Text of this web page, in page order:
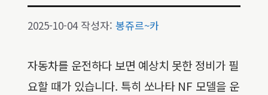
2025-10-04 작성자: 봉쥬르~카
자동차를 운전하다 보면 예상치 못한 정비가 필
요할 때가 있습니다. 특히 쏘나타 NF 모델을 운